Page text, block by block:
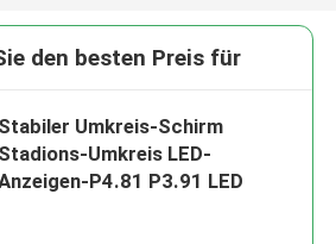
den besten Preis für
Stabiler Umkreis-Schirm
Stadions-Umkreis LED-
P4.81 P3.91 LED